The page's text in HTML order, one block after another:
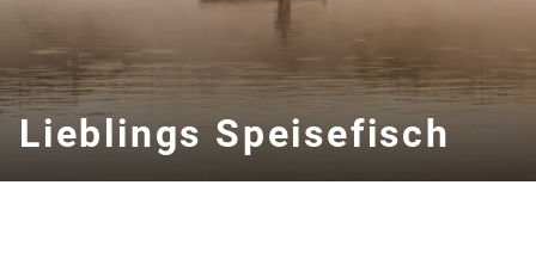
Lieblings Speisefisch